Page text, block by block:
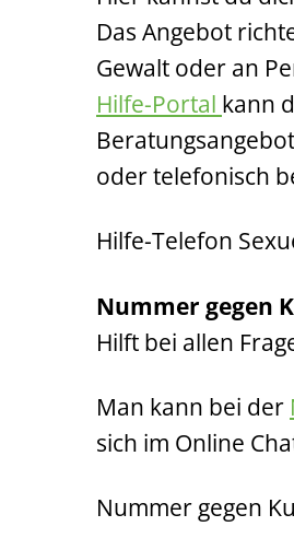
Das Angebot
Gewalt oder an
Hilfe-Portal kann
oder telefonisch
Hilfe-Telefon
Nummer gegen
Hilft bei allen
Man kann bei der
sich im Online
Nummer gegen